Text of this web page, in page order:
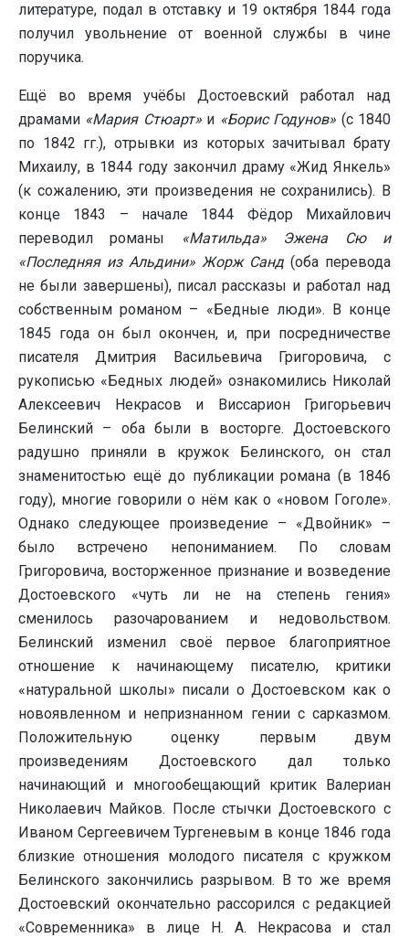
литературе, подал в отставку и 19 октября 1844 года
получил увольнение от военной службы в чине
поручика.
Ещё во время учёбы Достоевский работал над
драмами «Мария Стюарт»и «Борис Годунов» (с 1840
по 1842 гг.), отрывки из которых зачитывал брату
Михаилу, в 1844 году закончил драму «Жид Янкель»
(к сожалению, эти произведения не сохранились). В
конце 1843 – начале 1844 Фёдор Михайлович
переводил романы
«Матильда» Эжена Сю и
«Последняя из Альдини» Жорж Санд (оба перевода
не были завершены), писал рассказы и работал над
собственным романом – «Бедные люди». В конце
1845 года он был окончен, и, при посредничестве
писателя Дмитрия Васильевича Григоровича, с
рукописью «Бедных людей» ознакомились Николай
Алексеевич Некрасов и Виссарион Григорьевич
Белинский – оба были в восторге. Достоевского
радушно приняли в кружок Белинского, он стал
знаменитостью ещё до публикации романа (в 1846
году), многие говорили о нём как о «новом Гоголе».
Однако следующее произведение – «Двойник» –
было встречено непониманием. По словам
Григоровича, восторженное признание и возведение
Достоевского «чуть ли не на степень гения»
сменилось разочарованием и недовольством.
Белинский изменил своё первое благоприятное
отношение к начинающему писателю, критики
«натуральной школы» писали о Достоевском как о
новоявленном и непризнанном гении с сарказмом.
Положительную оценку первым двум
произведениям Достоевского дал только
начинающий и многообещающий критик Валериан
Николаевич Майков. После стычки Достоевского с
Иваном Сергеевичем Тургеневым в конце 1846 года
близкие отношения молодого писателя с кружком
Белинского закончились разрывом. В то же время
Достоевский окончательно рассорился с редакцией
«Современника» в лице Н. А. Некрасова и стал